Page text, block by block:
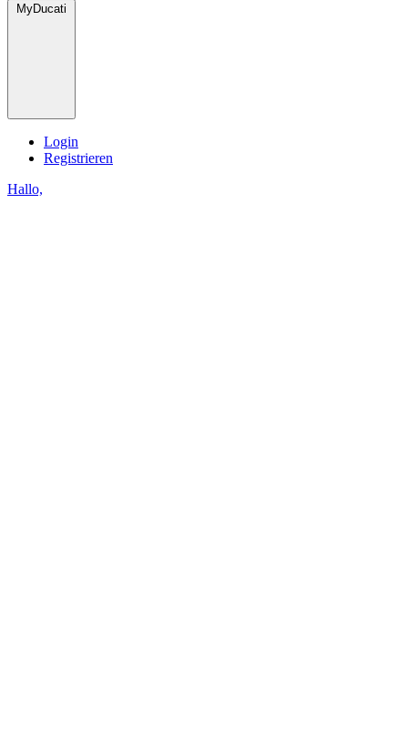
MyDucati
Login
Registrieren
Hallo,